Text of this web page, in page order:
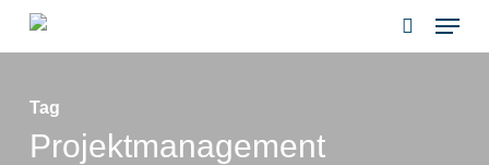
Skip
to
content
search
Menu
Tag
Projektmanagement